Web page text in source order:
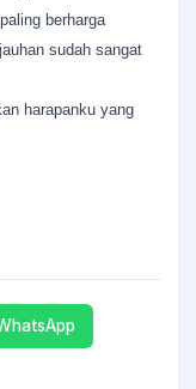
berharga
sudah sangat
harapanku yang